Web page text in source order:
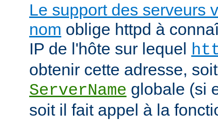
Le support des serveurs
nom oblige httpd à
IP de l'hôte sur lequel
obtenir cette adresse,
ServerName globale (si
soit il fait appel à la